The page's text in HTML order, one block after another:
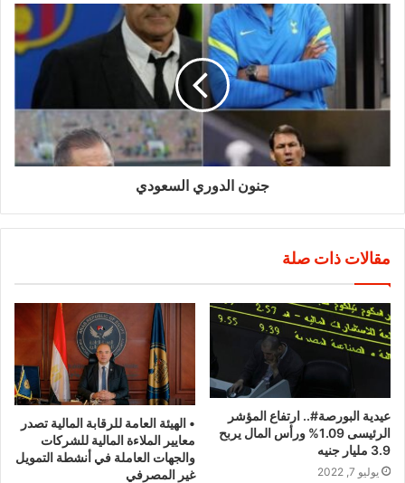
جنون الدوري السعودي
مقالات ذات صلة
عيدية البورصة#.. ارتفاع المؤشر
الرئيسى 1.09% ورأس المال يربح
3.9 مليار جنيه
يوليو 7, 2022
• الهيئة العامة للرقابة المالية تصدر
معايير الملاءة المالية للشركات
والجهات العاملة في أنشطة التمويل
غير المصرفي